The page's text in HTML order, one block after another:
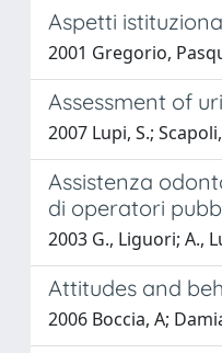
Aspetti
2001 Gregorio,
Assessment of
2007 Lupi, S.;
Assistenza
di operatori
2003 G., Liguori; A.,
Attitudes and
2006 Boccia, A;